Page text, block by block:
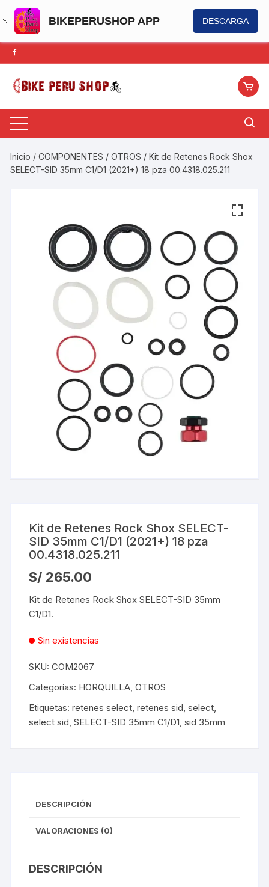
BIKEPERUSHOP APP DESCARGA
Saltar
al
contenido
Inicio /COMPONENTES /OTROS / Kit de Retenes Rock Shox
SELECT-SID 35mm C1/D1 (2021+) 18 pza 00.4318.025.211
Kit de Retenes Rock Shox SELECT-
SID 35mm C1/D1 (2021+) 18 pza
00.4318.025.211
S/ 265.00
Kit de Retenes Rock Shox SELECT-SID 35mm
C1/D1.
Sin existencias
SKU:COM2067
Categorías: HORQUILLA,OTROS
Etiquetas:retenes select,retenes sid,select,
select sid,SELECT-SID 35mm C1/D1,sid 35mm
DESCRIPCIÓN
VALORACIONES (0)
DESCRIPCIÓN